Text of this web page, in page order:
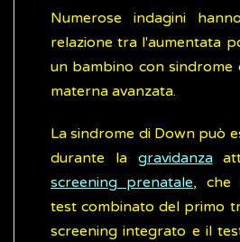
Numerose indagini
relazione tra l'aumentata
un bambino con sindrome
materna avanzata.
La sindrome di Down può
durante la gravidanza
screening prenatale, che
test combinato del primo
screening integrato e il